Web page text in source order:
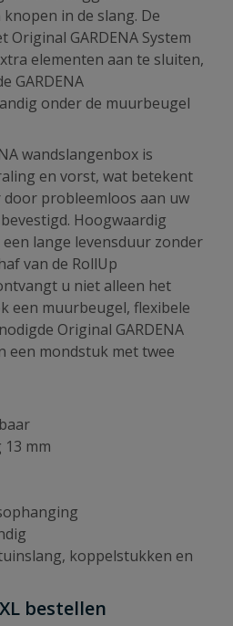
in de slang. De
GARDENA System
elementen aan te sluiten,
GARDENA
onder de muurbeugel
wandslangenbox is
en vorst, wat betekent
door probleemloos aan uw
Hoogwaardig
lange levensduur zonder
van de RollUp
u niet alleen het
een muurbeugel, flexibele
Original GARDENA
een mondstuk met twee
mm
koppelstukken en
bestellen